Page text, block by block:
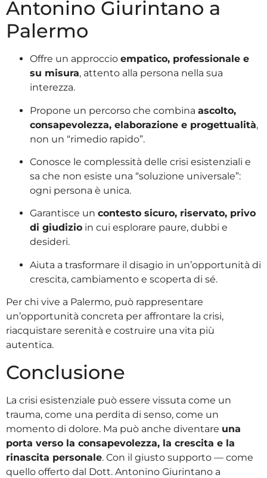
Antonino Giurintano a
Palermo
Offre un approccio empatico, professionale e
su misura, attento alla persona nella sua
interezza.
Propone un percorso che combina ascolto,
consapevolezza, elaborazione e progettualità,
non un “rimedio rapido”.
Conosce le complessità delle crisi esistenziali e
sa che non esiste una “soluzione universale”:
ogni persona è unica.
Garantisce un contesto sicuro, riservato, privo
di giudizio in cui esplorare paure, dubbi e
desideri.
Aiuta a trasformare il disagio in un’opportunità di
crescita, cambiamento e scoperta di sé.
Per chi vive a Palermo, può rappresentare
un’opportunità concreta per affrontare la crisi,
riacquistare serenità e costruire una vita più
autentica.
Conclusione
La crisi esistenziale può essere vissuta come un
trauma, come una perdita di senso, come un
momento di dolore. Ma può anche diventare una
porta verso la consapevolezza, la crescita e la
rinascita personale. Con il giusto supporto — come
quello offerto dal Dott. Antonino Giurintano a